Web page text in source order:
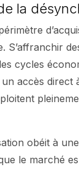
la
S’affranchir
cycles
accès direct
obéit à
le marché